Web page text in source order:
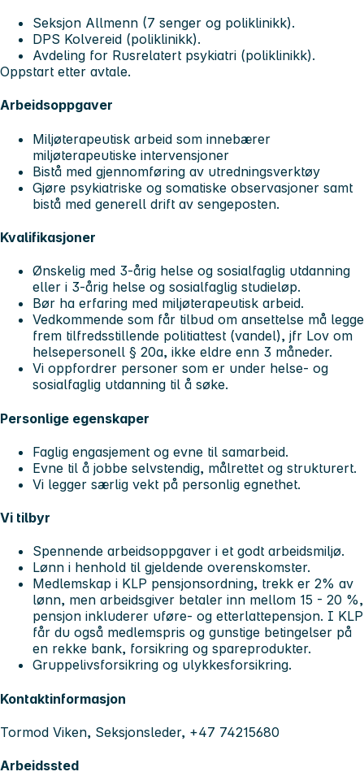
Seksjon Allmenn (7 senger og poliklinikk).
DPS Kolvereid (poliklinikk).
Avdeling for Rusrelatert psykiatri (poliklinikk).
Oppstart etter avtale.
Arbeidsoppgaver
Miljøterapeutisk arbeid som innebærer
miljøterapeutiske intervensjoner
Bistå med gjennomføring av utredningsverktøy
Gjøre psykiatriske og somatiske observasjoner samt
bistå med generell drift av sengeposten.
Kvalifikasjoner
Ønskelig med 3-årig helse og sosialfaglig utdanning
eller i 3-årig helse og sosialfaglig studieløp.
Bør ha erfaring med miljøterapeutisk arbeid.
Vedkommende som får tilbud om ansettelse må legge
frem tilfredsstillende politiattest (vandel), jfr Lov om
helsepersonell § 20a, ikke eldre enn 3 måneder.
Vi oppfordrer personer som er under helse- og
sosialfaglig utdanning til å søke.
Personlige egenskaper
Faglig engasjement og evne til samarbeid.
Evne til å jobbe selvstendig, målrettet og strukturert.
Vi legger særlig vekt på personlig egnethet.
Vi tilbyr
Spennende arbeidsoppgaver i et godt arbeidsmiljø.
Lønn i henhold til gjeldende overenskomster.
Medlemskap i KLP pensjonsordning, trekk er 2% av
lønn, men arbeidsgiver betaler inn mellom 15 - 20 %,
pensjon inkluderer uføre- og etterlattepensjon. I KLP
får du også medlemspris og gunstige betingelser på
en rekke bank, forsikring og spareprodukter.
Gruppelivsforsikring og ulykkesforsikring.
Kontaktinformasjon
Tormod Viken, Seksjonsleder, +47 74215680
Arbeidssted